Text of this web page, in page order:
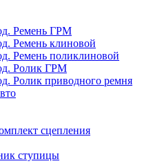
Ремень ГРМ
Ремень клиновой
Ремень поликлиновой
Ролик ГРМ
Ролик приводного ремня
сцепления
ступицы